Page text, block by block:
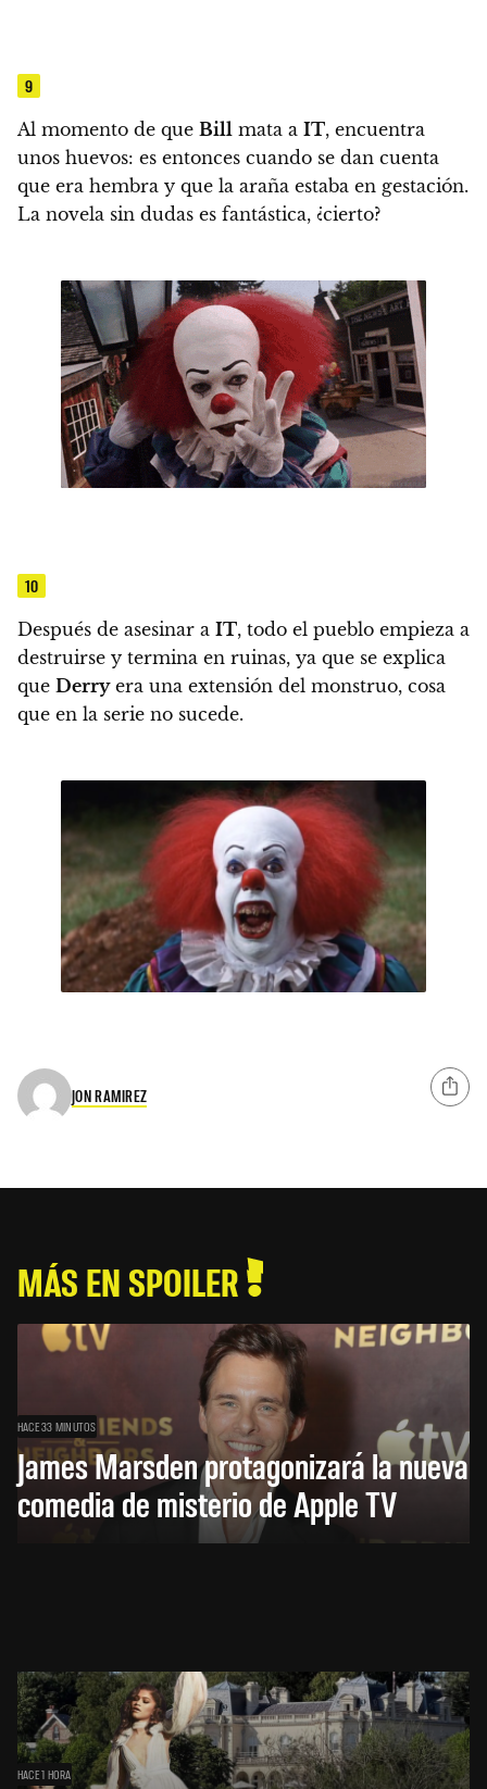
9
Al momento de que Bill mata a IT, encuentra
unos huevos: es entonces cuando se dan cuenta
que era hembra y que la araña estaba en gestación.
La novela sin dudas es fantástica, ¿cierto?
10
Después de asesinar a IT, todo el pueblo empieza a
destruirse y termina en ruinas, ya que se explica
que Derryera una extensión del monstruo, cosa
que en la serie no sucede.
JON RAMIREZ
MÁS EN SPOILER
HACE 33 MINUTOS
James Marsden protagonizará la nueva
comedia de misterio de Apple TV
HACE 1 HORA